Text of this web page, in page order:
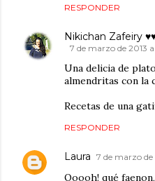
RESPONDER
Nikichan Zafeiry
7 de marzo de 2013 a
Una delicia de
almendritas con la
Recetas de una
RESPONDER
Laura 7 de marzo de
Ooooh! qué